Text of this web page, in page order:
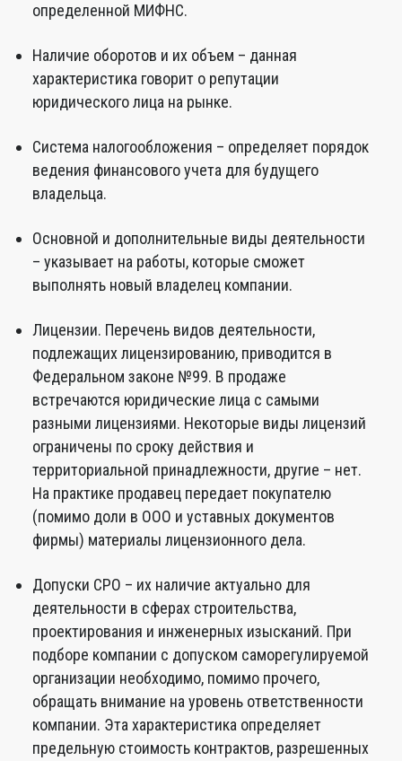
определенной МИФНС.
Наличие оборотов и их объем – данная
характеристика говорит о репутации
юридического лица на рынке.
Система налогообложения – определяет порядок
ведения финансового учета для будущего
владельца.
Основной и дополнительные виды деятельности
– указывает на работы, которые сможет
выполнять новый владелец компании.
Лицензии. Перечень видов деятельности,
подлежащих лицензированию, приводится в
Федеральном законе №99. В продаже
встречаются юридические лица с самыми
разными лицензиями. Некоторые виды лицензий
ограничены по сроку действия и
территориальной принадлежности, другие – нет.
На практике продавец передает покупателю
(помимо доли в ООО и уставных документов
фирмы) материалы лицензионного дела.
Допуски СРО – их наличие актуально для
деятельности в сферах строительства,
проектирования и инженерных изысканий. При
подборе компании с допуском саморегулируемой
организации необходимо, помимо прочего,
обращать внимание на уровень ответственности
компании. Эта характеристика определяет
предельную стоимость контрактов, разрешенных